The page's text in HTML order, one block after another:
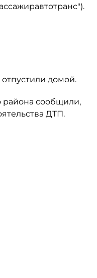
домой.
района сообщили,
ДТП.